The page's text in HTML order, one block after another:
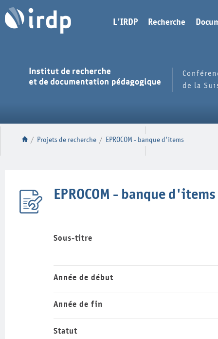
L'IRDP Recherche
de la
/ Projets de recherche / EPROCOM - banque d'items
EPROCOM - banque d'items
Sous-titre
Année de début
Année de fin
Statut